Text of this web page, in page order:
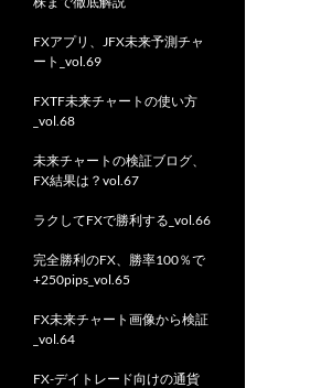
FXアプリ、JFX未来予測チャ
ート_vol.69
FXTF未来チャートの使い方
_vol.68
未来チャートの検証ブログ、
FX結果は？vol.67
ラクしてFXで勝利する_vol.66
完全勝利のFX、勝率100％で
+250pips_vol.65
FX未来チャート画像から検証
_vol.64
FX-デイトレード向けの通貨